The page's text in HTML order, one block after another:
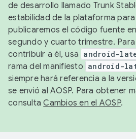
de desarrollo llamado Trunk
estabilidad de la plataforma
publicaremos el código fuente en
segundo y cuarto trimestre.
contribuir a él, usa android-
rama del manifiesto android-
siempre hará referencia a la
se envió al AOSP. Para obtener
consultaCambios en el AOSP.